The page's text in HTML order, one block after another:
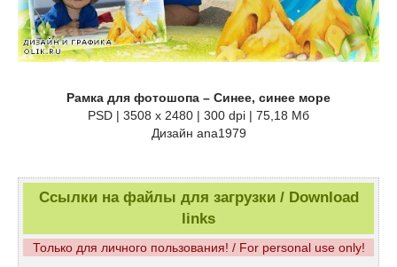
Рамка для фотошопа – Синее, синее море
PSD | 3508 x 2480 | 300 dpi | 75,18 Мб
Дизайн аnа1979
Ссылки на файлы для загрузки / Download
links
Только для личного пользования! / For personal use only!